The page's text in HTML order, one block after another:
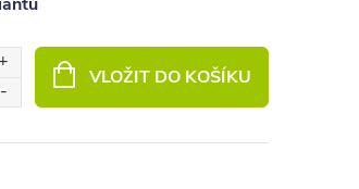
VLOŽIT DO KOŠÍKU